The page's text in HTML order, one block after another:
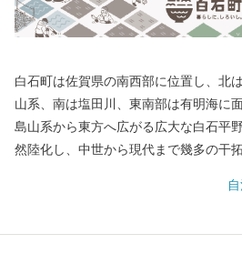
白石町は佐賀県の南西部に位置し、北
山系、南は塩田川、東南部は有明海に
島山系から東方へ広がる広大な白石平
然陸化し、中世から現代まで幾多の干
好適地帯となっています。また、六角